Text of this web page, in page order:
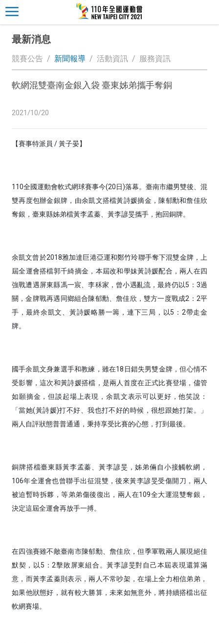
最新消息
競賽公告 新聞報導 活動資訊 服務資訊
軟網混雙臺南金銀入袋 臺東姊弟攜手奪銅
2021/10/20
【賽事特派員 / 黃子晏】
110全國運動會軟式網球賽事今(20日)落幕。臺南市繼男雙後、混
雙再度包辦金銀牌，由余凱文搭檔黃詩媛摘金，陳郁勳和詹佳欣
奪銀，臺東縣姊弟檔黃李孟蓁、黃李諺旻攜手，抱回銅牌。
余凱文曾於2018雅加達巨港亞運和鄭竹玲聯手奪下混雙金牌，上
屆全運會搭檔郭千綺摘金，本屆改和學妹黃詩媛配合，兩人在四
強戰遭遇屏東縣馮一宸、李秝家，曾小遇亂流，最終仍以5：3過
關，金牌戰再遇同鄉組合陳郁勳、詹佳欣，雙方一度戰成2：2平
手，最終余凱文、黃詩媛略勝一籌，連下三局，以5：2帶走金
牌。
國手余凱文身兼選手和教練，雖在18日錯失男雙金牌，但心情不
受影響，這次和黃詩媛搭檔，是兩人首度在正式比賽登場，儘管
如願摘金，但談起場上表現，余凱文表示可以更好，他笑說：
「當她(黃詩媛)打不好、我也打不好的時候，很想跟她打架。」
兩人自評狀態普普通通，秉持享受比賽的心態，打到最後。
銅牌搭檔臺東縣黃李孟蓁、黃李諺旻，姊弟倆自小接觸軟網，
106年全運會也曾聯手出征混雙，後來黃李諺旻受傷開刀，兩人
被迫暫時拆夥，等弟弟傷後復出，兩人在109全大運混雙奪銀，
決定這屆全運會再放手一搏。
在四強賽雖不敵臺南市陳郁勳、詹佳欣，但季軍戰兩人展現絕佳
默契，以5：2擊敗屏東組合 。黃李諺旻對自己本屆表現還算滿
意，而黃李孟蓁則表示，兩人不常吵架，在場上全力相信弟弟，
如果他狀態好，就有較大勝算，未來如無意外，將持續搭檔出征
軟網賽場。